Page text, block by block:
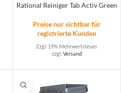
Rational Reiniger Tab Activ Green
Preise nur sichtbar für
registrierte Kunden
Zzgl. 19% Mehrwertsteuer
zzgl. Versand